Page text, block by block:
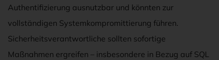
Authentifizierung ausnutzbar und könnten zur
vollständigen Systemkompromittierung führen.
Sicherheitsverantwortliche sollten sofortige
Maßnahmen ergreifen – insbesondere in Bezug auf SQL